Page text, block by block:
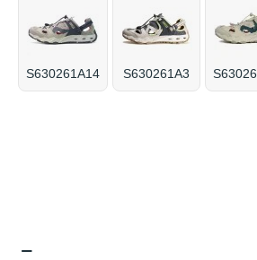
S630261A3
S630261A14